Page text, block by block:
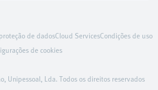
Unipessoal, Lda. Todos os direitos reservados
de dadosCloud ServicesCondições de uso
de cookies